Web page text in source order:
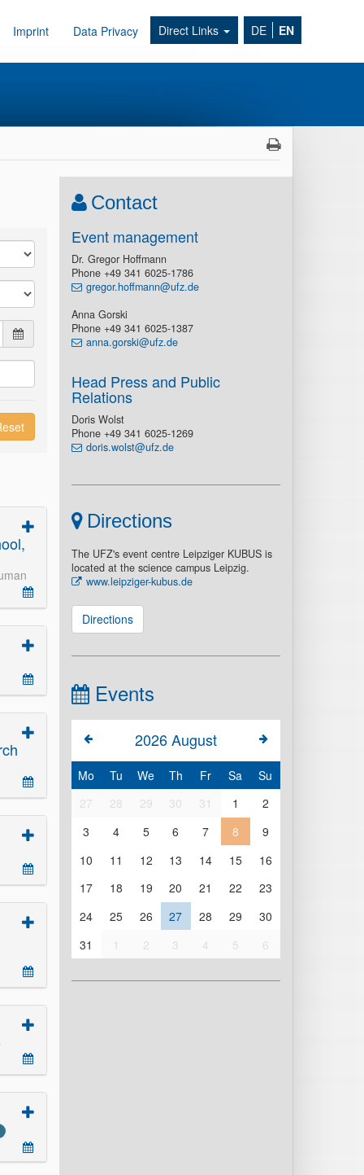
Imprint Data Privacy Direct Links DE EN
Contact
Event management
Dr. Gregor Hoffmann
Phone +49 341 6025-1786
gregor.hoffmann@ufz.de
Anna Gorski
Phone +49 341 6025-1387
anna.gorski@ufz.de
Head Press and Public
Relations
Doris Wolst
Phone +49 341 6025-1269
doris.wolst@ufz.de
Directions
The UFZ's event centre Leipziger KUBUS is
located at the science campus Leipzig.
www.leipziger-kubus.de
Directions
Events
2026August
Mo Tu We Th Fr Sa
Su
27
28 29 30 31 1
2
3
4 5 6 7 8
9
10
11 12 13 14 15
16
17
18 19 20 21 22
23
24
25 26 27 28 29
30
31
1 2 3 4 5 6